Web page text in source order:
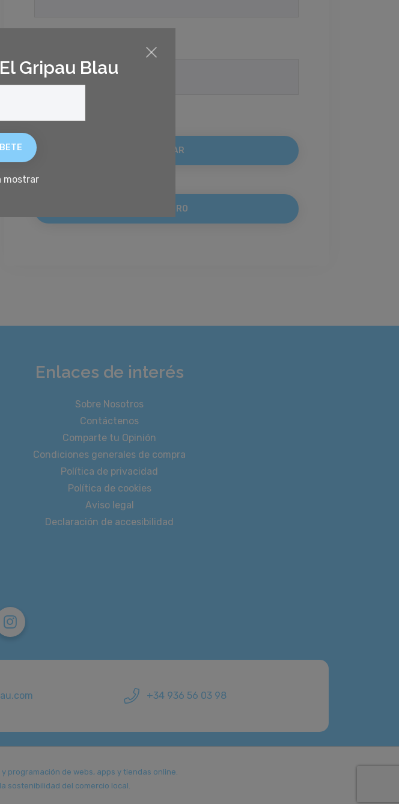
Gripau Blau
mostrar
REGISTRO
Enlaces de interés
Sobre Nosotros
Contáctenos
Comparte tu Opinión
Condiciones generales de compra
Política de privacidad
Política de cookies
Aviso legal
Declaración de accesibilidad
+34 936 56 03 98
programación de webs, apps y tiendas online.
sostenibilidad del comercio local.